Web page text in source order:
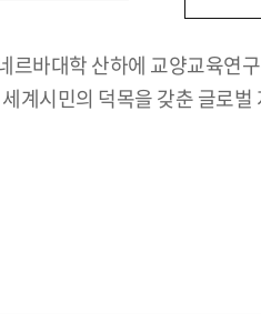
르바대학 산하에 교양교육연
계시민의 덕목을 갖춘 글로벌